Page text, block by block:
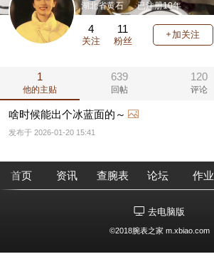
湖北省黄石 已注册10年
4
关注
11
粉丝
加关注
1
他的主贴
639
回帖
120
评论
啥时候能出个冰蓝面的～
发布于 2026-01-20 15:41
首页 资讯 查腕表 论坛 作业
去电脑版
©2018腕表之家 m.xbiao.com